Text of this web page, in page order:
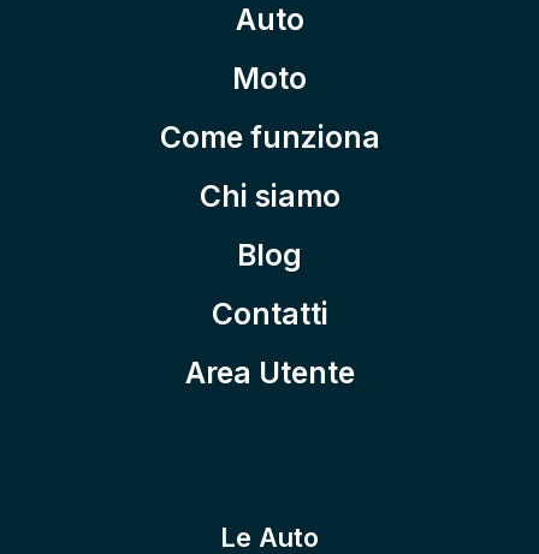
Auto
Moto
Come funziona
Chi siamo
Blog
Contatti
Area Utente
Le Auto